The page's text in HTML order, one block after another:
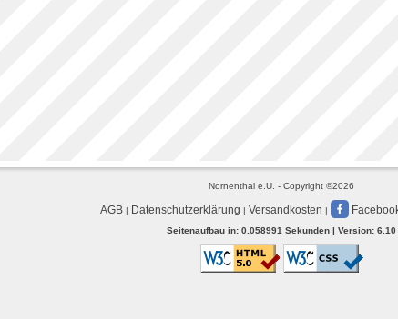
Nornenthal e.U. - Copyright ©2026
AGB| Datenschutzerklärung | Versandkosten |
Seitenaufbau in: 0.058991 Sekunden | Version: 6.10